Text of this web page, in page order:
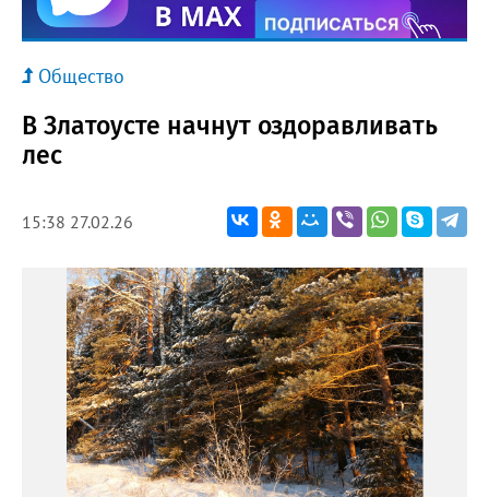
Общество
В Златоусте начнут оздоравливать
лес
15:38 27.02.26